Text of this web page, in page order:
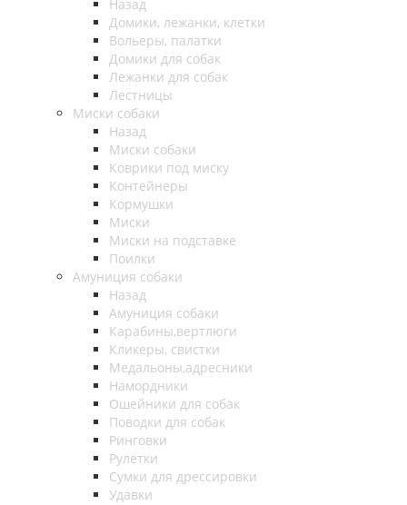
Назад
Домики, лежанки, клетки
Вольеры, палатки
Домики для собак
Лежанки для собак
Лестницы
Миски собаки
Назад
Миски собаки
Коврики под миску
Контейнеры
Кормушки
Миски
Миски на подставке
Поилки
Амуниция собаки
Назад
Амуниция собаки
Карабины,вертлюги
Кликеры, свистки
Медальоны,адресники
Намордники
Ошейники для собак
Поводки для собак
Ринговки
Рулетки
Сумки для дрессировки
Удавки